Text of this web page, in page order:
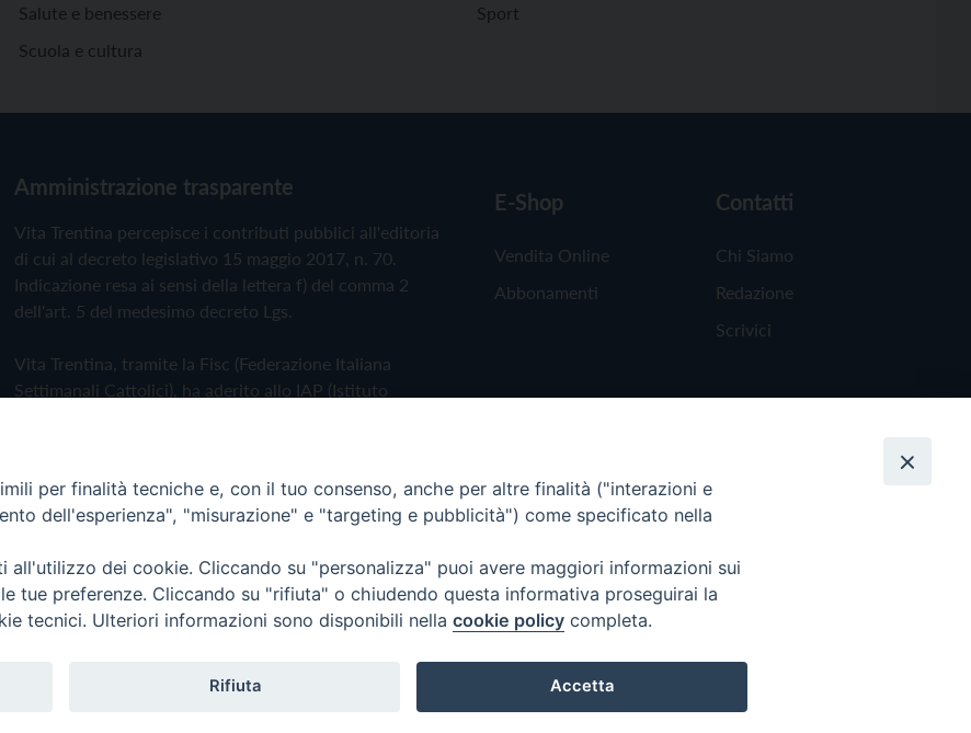
Salute e benessere
Scuola e cultura
Sport
Amministrazione trasparente
Vita Trentina percepisce i contributi pubblici all'editoria
di cui al decreto legislativo 15 maggio 2017, n. 70.
Indicazione resa ai sensi della lettera f) del comma 2
dell'art. 5 del medesimo decreto Lgs.
Vita Trentina, tramite la Fisc (Federazione Italiana
Settimanali Cattolici), ha aderito allo IAP (Istituto
Privacy Policy Cookie Policy
E-Shop
Vendita Online
Abbonamenti
Contatti
Chi Siamo
Redazione
Scrivici
Editrice
per finalità tecniche e, con il tuo consenso, anche per altre finalità ("interazioni e
dell'esperienza", "misurazione" e "targeting e pubblicità") come specificato nella
all'utilizzo dei cookie. Cliccando su "personalizza" puoi avere maggiori informazioni sui
tue preferenze. Cliccando su "rifiuta" o chiudendo questa informativa proseguirai la
tecnici. Ulteriori informazioni sono disponibili nella cookie policy completa.
Rifiuta Accetta